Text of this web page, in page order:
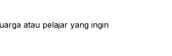
atau pelajar yang ingin